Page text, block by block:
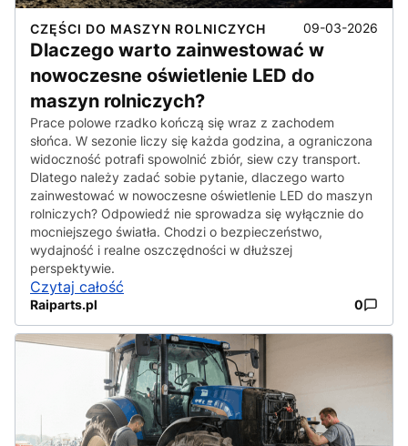
CZĘŚCI DO MASZYN ROLNICZYCH 09-03-2026
Dlaczego warto zainwestować w
nowoczesne oświetlenie LED do
maszyn rolniczych?
Prace polowe rzadko kończą się wraz z zachodem
słońca. W sezonie liczy się każda godzina, a ograniczona
widoczność potrafi spowolnić zbiór, siew czy transport.
Dlatego należy zadać sobie pytanie, dlaczego warto
zainwestować w nowoczesne oświetlenie LED do maszyn
rolniczych? Odpowiedź nie sprowadza się wyłącznie do
mocniejszego światła. Chodzi o bezpieczeństwo,
wydajność i realne oszczędności w dłuższej
perspektywie.
Czytaj całość
Raiparts.pl 0